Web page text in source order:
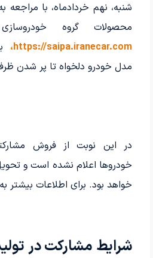
شنبه، نهم خردادماه، با
محصولات گروه
https://saipa.iranecar.com،
مدل خودرو دلخواه تا پر شدن
در این نوبت از فروش
خودروها اعلام نشده است و
خواهد بود. برای اطلاعات بیشتر
شرایط مشارکت در